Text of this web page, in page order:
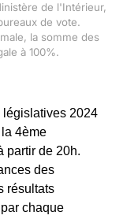
de l'Intérieur,
de vote.
la somme des
à 100%.
législatives 2024
4ème
partir de 20h.
des
résultats
chaque